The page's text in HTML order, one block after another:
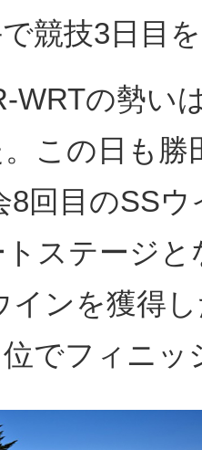
競技3日目
WRTの勢い
この日も
8回目のSS
ステージ
インを獲得
でフィニッ